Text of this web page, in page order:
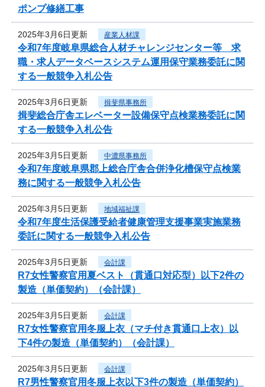
ポンプ修繕工事
2025年3月6日更新 産業人材課
令和7年度岐阜県総合人材チャレンジセンター等 求
職・求人データベースシステム運用保守業務委託に関
する一般競争入札公告
2025年3月6日更新 揖斐県事務所
揖斐総合庁舎エレベーター設備保守点検業務委託に関
する一般競争入札公告
2025年3月5日更新 中濃県事務所
令和7年度岐阜県郡上総合庁舎合併浄化槽保守点検業
務に関する一般競争入札公告
2025年3月5日更新 地域福祉課
令和7年度生活保護受給者健康管理支援事業実施業務
委託に関する一般競争入札公告
2025年3月5日更新 会計課
R7女性警察官用夏ベスト（貫通口対応型）以下2件の
製造（単価契約）（会計課）
2025年3月5日更新 会計課
R7女性警察官用冬服上衣（マチ付き貫通口上衣）以
下4件の製造（単価契約）（会計課）
2025年3月5日更新 会計課
R7男性警察官用冬服上衣以下3件の製造（単価契約）